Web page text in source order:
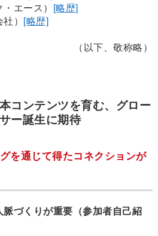
エース）
[略歴]
） [略歴]
（以下、敬称略）
コンテンツを育む、グロー
ー誕生に期待
を通じて得たコネクションが
づくりが重要（参加者自己紹